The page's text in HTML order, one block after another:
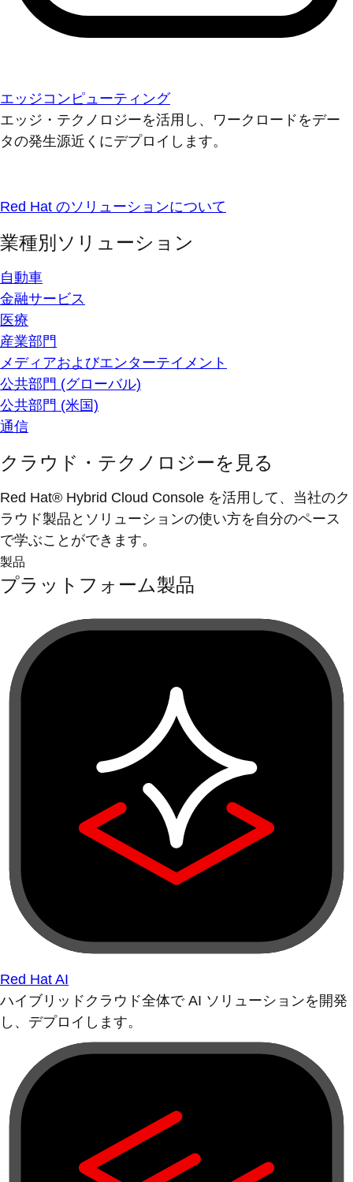
エッジコンピューティング
エッジ・テクノロジーを活用し、ワークロードをデー
タの発生源近くにデプロイします。
Red Hat のソリューションについて
業種別ソリューション
自動車
金融サービス
医療
産業部門
メディアおよびエンターテイメント
公共部門 (グローバル)
公共部門 (米国)
通信
クラウド・テクノロジーを見る
Red Hat® Hybrid Cloud Console を活用して、当社のク
ラウド製品とソリューションの使い方を自分のペース
で学ぶことができます。
製品
プラットフォーム製品
Red Hat AI
ハイブリッドクラウド全体で AI ソリューションを開発
し、デプロイします。